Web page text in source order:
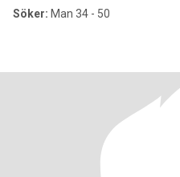
Söker: Man 34 - 50